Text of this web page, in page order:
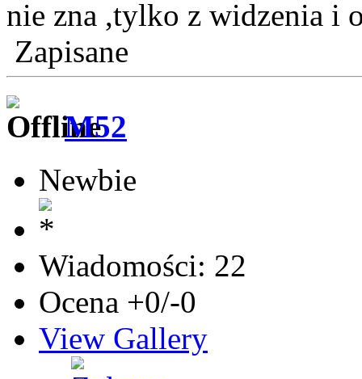
nie zna ,tylko z widzenia i
Zapisane
M52
Newbie
Wiadomości: 22
Ocena +0/-0
View Gallery